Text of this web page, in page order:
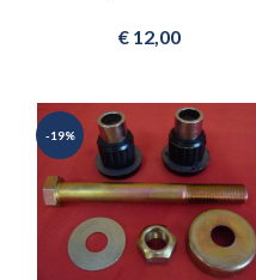
€12,00
-19%